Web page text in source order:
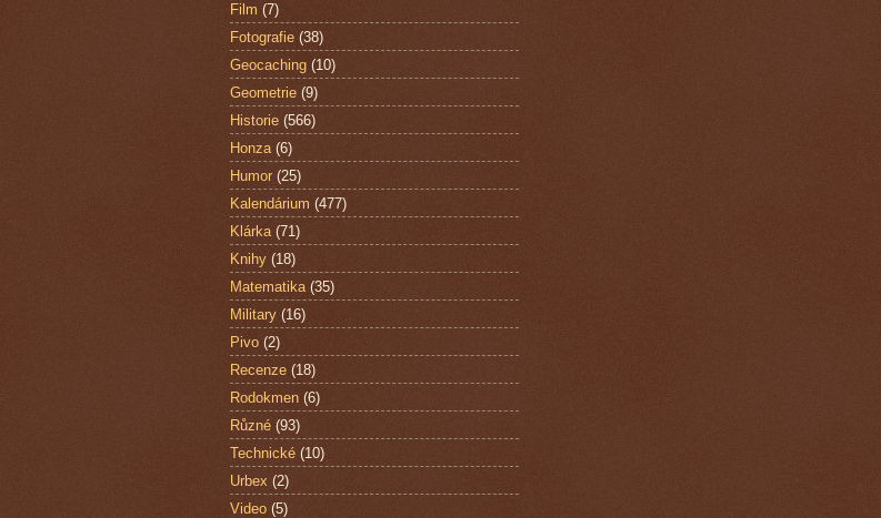
Film (7)
Fotografie (38)
Geocaching (10)
Geometrie (9)
Historie (566)
Honza (6)
Humor (25)
Kalendárium (477)
Klárka (71)
Knihy (18)
Matematika (35)
Military (16)
Pivo (2)
Recenze (18)
Rodokmen (6)
Různé (93)
Technické (10)
Urbex (2)
Video (5)